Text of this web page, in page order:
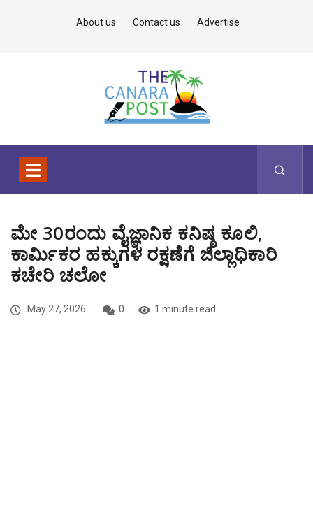
About us Contact us Advertise
ಮೇ 30ರಂದು ವೈಜ್ಞಾನಿಕ ಕನಿಷ್ಠ ಕೂಲಿ,
ಕಾರ್ಮಿಕರ ಹಕ್ಕುಗಳ ರಕ್ಷಣೆಗೆ ಜಿಲ್ಲಾಧಿಕಾರಿ
ಕಚೇರಿ ಚಲೋ
May 27, 2026 0 1 minute read